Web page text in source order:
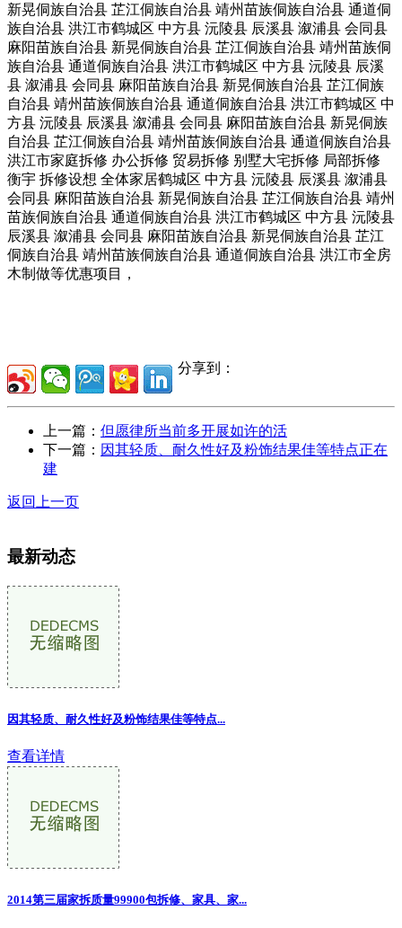
新晃侗族自治县 芷江侗族自治县 靖州苗族侗族自治县 通道侗
族自治县 洪江市鹤城区 中方县 沅陵县 辰溪县 溆浦县 会同县
麻阳苗族自治县 新晃侗族自治县 芷江侗族自治县 靖州苗族侗
族自治县 通道侗族自治县 洪江市鹤城区 中方县 沅陵县 辰溪
县 溆浦县 会同县 麻阳苗族自治县 新晃侗族自治县 芷江侗族
自治县 靖州苗族侗族自治县 通道侗族自治县 洪江市鹤城区 中
方县 沅陵县 辰溪县 溆浦县 会同县 麻阳苗族自治县 新晃侗族
自治县 芷江侗族自治县 靖州苗族侗族自治县 通道侗族自治县
洪江市家庭拆修 办公拆修 贸易拆修 别墅大宅拆修 局部拆修
衡宇 拆修设想 全体家居鹤城区 中方县 沅陵县 辰溪县 溆浦县
会同县 麻阳苗族自治县 新晃侗族自治县 芷江侗族自治县 靖州
苗族侗族自治县 通道侗族自治县 洪江市鹤城区 中方县 沅陵县
辰溪县 溆浦县 会同县 麻阳苗族自治县 新晃侗族自治县 芷江
侗族自治县 靖州苗族侗族自治县 通道侗族自治县 洪江市全房
木制做等优惠项目，
分享到：
上一篇： 但愿律所当前多开展如许的活
下一篇： 因其轻质、耐久性好及粉饰结果佳等特点正在
建
返回上一页
最新动态
因其轻质、耐久性好及粉饰结果佳等特点...
查看详情
2014第三届家拆质量99900包拆修、家具、家...